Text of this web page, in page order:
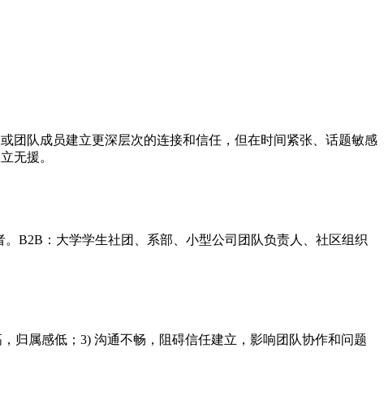
团队成员建立更深层次的连接和信任，但在时间紧张、话题敏感
无援。
B2B：大学学生社团、系部、小型公司团队负责人、社区组织
归属感低；3) 沟通不畅，阻碍信任建立，影响团队协作和问题